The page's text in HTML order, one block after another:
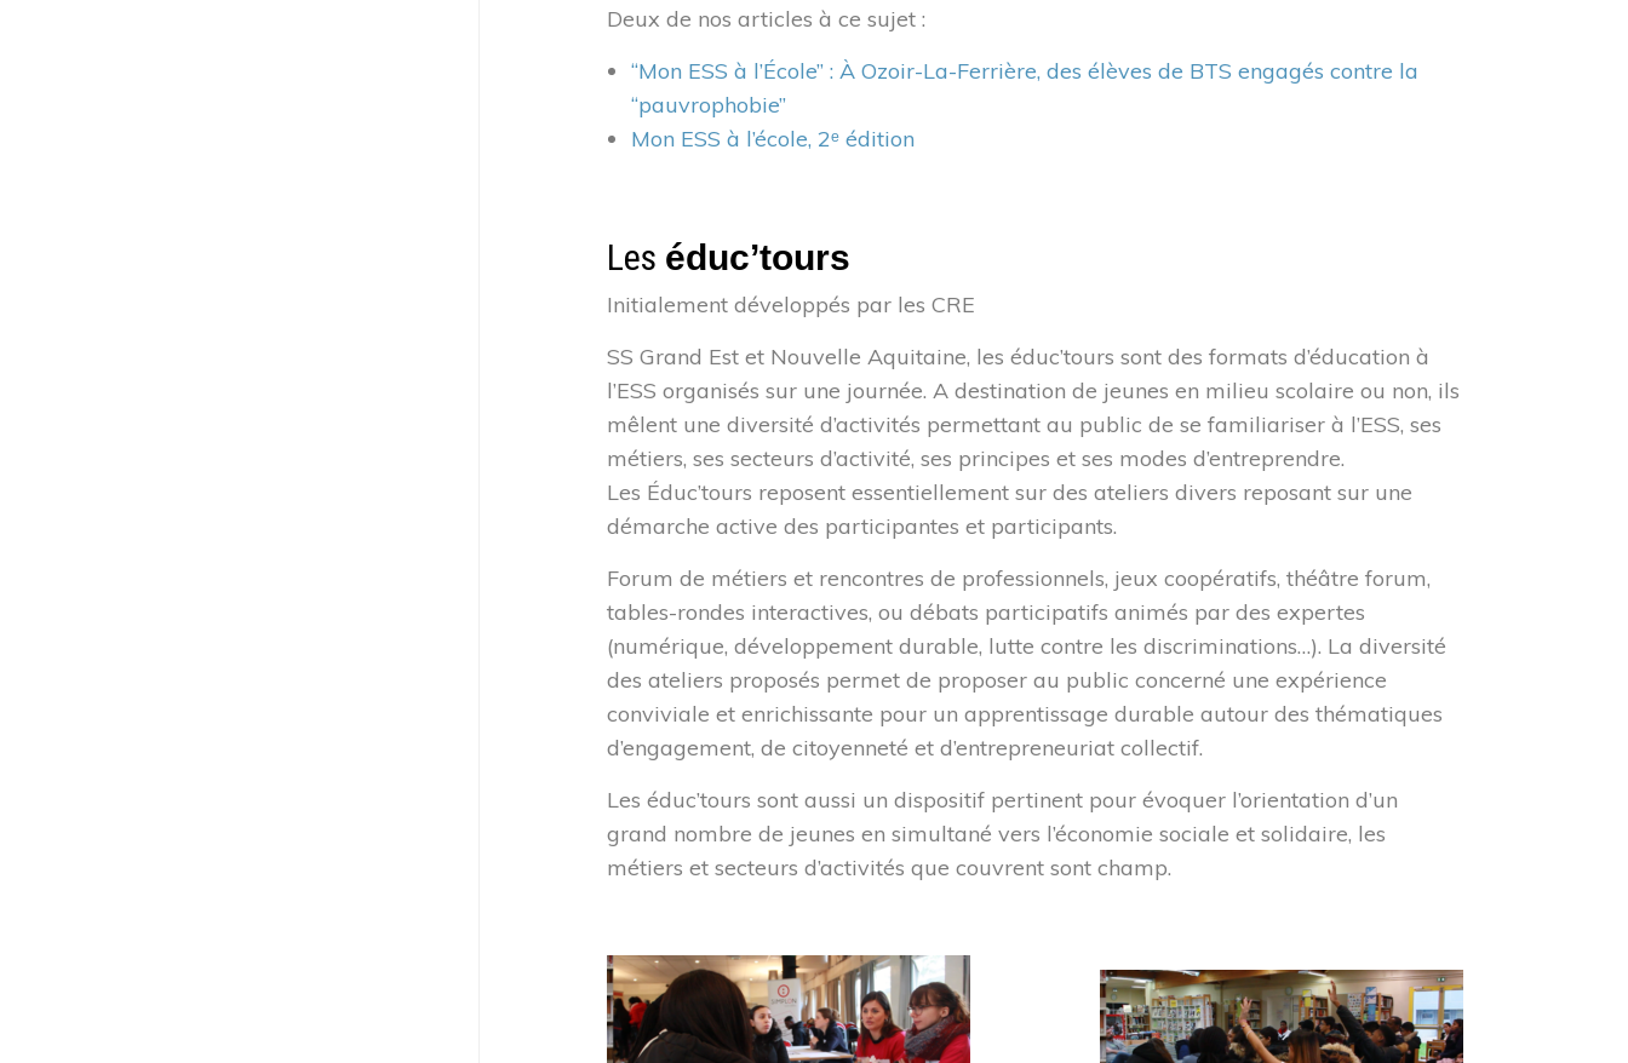
Deux de nos articles à ce sujet :
“Mon ESS à l’École” : À Ozoir-La-Ferrière, des élèves de BTS engagés contre la
“pauvrophobie”
Mon ESS à l’école, 2ᵉ édition
Les éduc’tours
Initialement développés par les CRE
SS Grand Est et Nouvelle Aquitaine, les éduc’tours sont des formats d’éducation à
l’ESS organisés sur une journée. A destination de jeunes en milieu scolaire ou non, ils
mêlent une diversité d’activités permettant au public de se familiariser à l’ESS, ses
métiers, ses secteurs d’activité, ses principes et ses modes d’entreprendre.
Les Éduc’tours reposent essentiellement sur des ateliers divers reposant sur une
démarche active des participantes et participants.
Forum de métiers et rencontres de professionnels, jeux coopératifs, théâtre forum,
tables-rondes interactives, ou débats participatifs animés par des expertes
(numérique, développement durable, lutte contre les discriminations…). La diversité
des ateliers proposés permet de proposer au public concerné une expérience
conviviale et enrichissante pour un apprentissage durable autour des thématiques
d’engagement, de citoyenneté et d’entrepreneuriat collectif.
Les éduc’tours sont aussi un dispositif pertinent pour évoquer l’orientation d’un
grand nombre de jeunes en simultané vers l’économie sociale et solidaire, les
métiers et secteurs d’activités que couvrent sont champ.